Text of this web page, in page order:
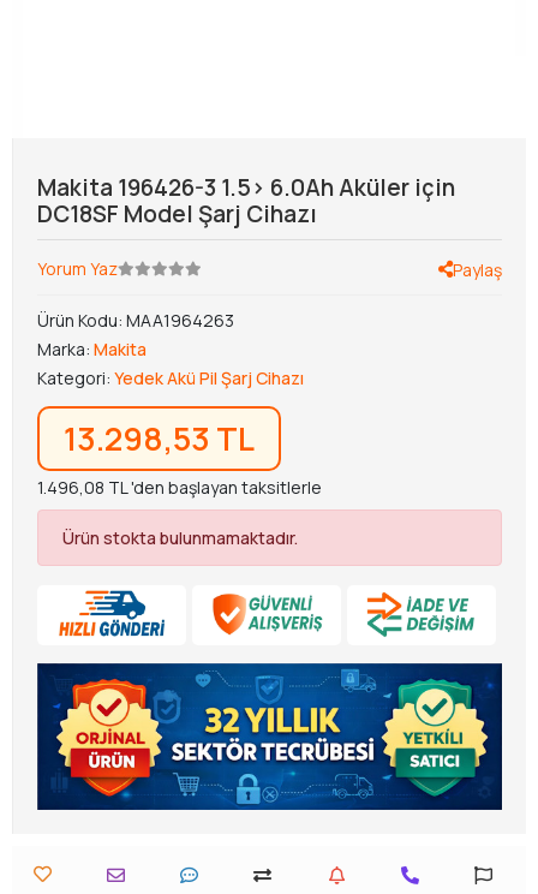
Makita 196426-3 1.5> 6.0Ah Aküler için
DC18SF Model Şarj Cihazı
Yorum Yaz Paylaş
Ürün Kodu: MAA1964263
Marka: Makita
Kategori: Yedek Akü Pil Şarj Cihazı
13.298,53 TL
1.496,08 TL 'den başlayan taksitlerle
Ürün stokta bulunmamaktadır.